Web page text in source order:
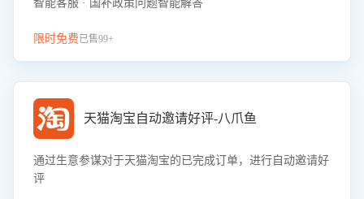
智能客服 · 国补政策问题智能解答
限时免费已售99+
天猫淘宝自动邀请好评-八爪鱼
通过生意参谋对于天猫淘宝的已完成订单，进行自动邀请好
评